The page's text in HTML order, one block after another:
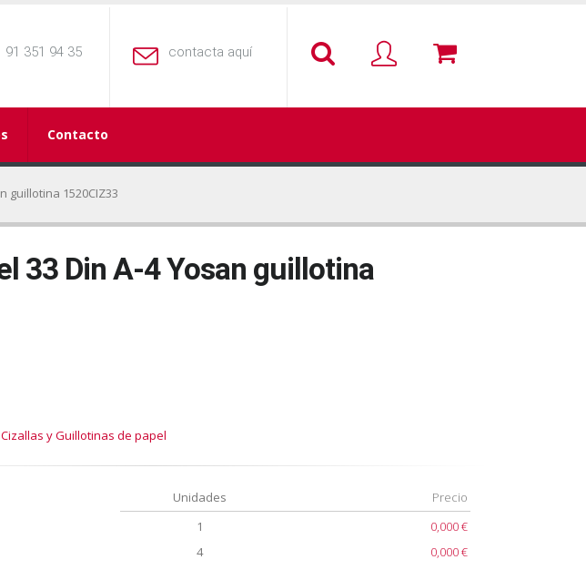
91 351 94 35 contacta aquí
Contacto
guillotina 1520CIZ33
33 Din A-4 Yosan guillotina
Cizallas y Guillotinas de papel
Unidades
Precio
1
0,000 €
4
0,000 €